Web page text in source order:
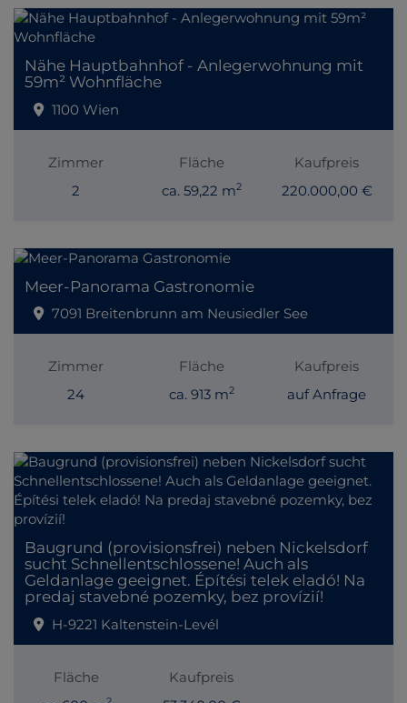
Nähe Hauptbahnhof - Anlegerwohnung mit
59m² Wohnfläche
1100 Wien
Zimmer
2
Fläche
ca. 59,22 m2
Kaufpreis
220.000,00 €
Meer-Panorama Gastronomie
7091 Breitenbrunn am Neusiedler See
Zimmer
24
Fläche
ca. 913 m2
Kaufpreis
auf Anfrage
Baugrund (provisionsfrei) neben Nickelsdorf
sucht Schnellentschlossene! Auch als
Geldanlage geeignet. Építési telek eladó! Na
predaj stavebné pozemky, bez provízií!
H-9221 Kaltenstein-Levél
Fläche
Kaufpreis